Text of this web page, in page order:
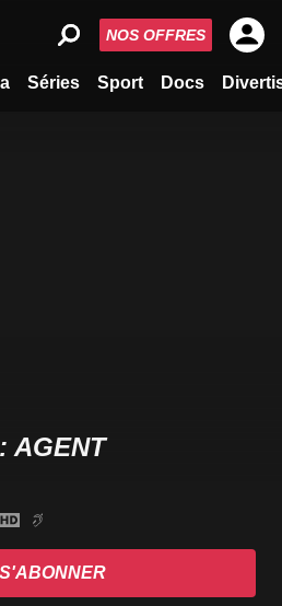
Séries Sport Docs
NOS OFFRES
AGENT
S'ABONNER